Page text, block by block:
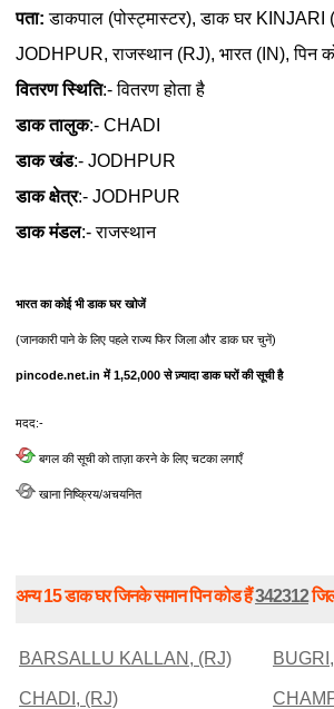
पता: डाकपाल (पोस्ट्मास्टर), डाक घर KINJARI
JODHPUR, राजस्थान (RJ), भारत (IN), पिन
वितरण स्थिति:- वितरण होता है
डाक तालुक:- CHADI
डाक खंड:- JODHPUR
डाक क्षेत्र:- JODHPUR
डाक मंडल:- राजस्थान
भारत का कोई भी डाक घर खोजें
(जानकारी पाने के लिए पहले राज्य फिर जिला और डाक घर चुनें)
pincode.net.in में 1,52,000 से ज़्यादा डाक घरों की सूची है
मदद:-
बगल की सूची को ताज़ा करने के लिए चटका लगाएँ
खाना निष्क्रिय/अचयनित
अन्य 15 डाक घर जिनके समान पिन कोड हैं342312
BARSALLU KALLAN, (RJ)
CHADI, (RJ)